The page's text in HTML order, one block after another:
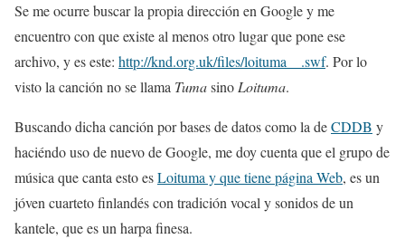
Se me ocurre buscar la propia dirección en Google y me
encuentro con que existe al menos otro lugar que pone ese
archivo, y es este: http://knd.org.uk/files/loituma__.swf. Por lo
visto la canción no se llama TumasinoLoituma.
Buscando dicha canción por bases de datos como la deCDDB y
haciéndo uso de nuevo de Google, me doy cuenta que el grupo de
música que canta esto esLoituma y que tiene página Web, es un
jóven cuarteto finlandés con tradición vocal y sonidos de un
kantele, que es un harpa finesa.